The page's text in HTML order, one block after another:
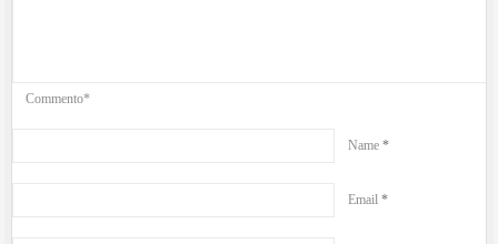
Commento*
Name *
Email *